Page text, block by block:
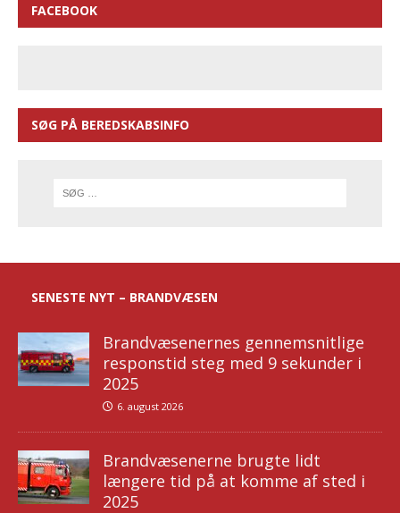
FACEBOOK
SØG PÅ BEREDSKABSINFO
SENESTE NYT – BRANDVÆSEN
Brandvæsenernes gennemsnitlige
responstid steg med 9 sekunder i
2025
6. august 2026
Brandvæsenerne brugte lidt
længere tid på at komme af sted i
2025